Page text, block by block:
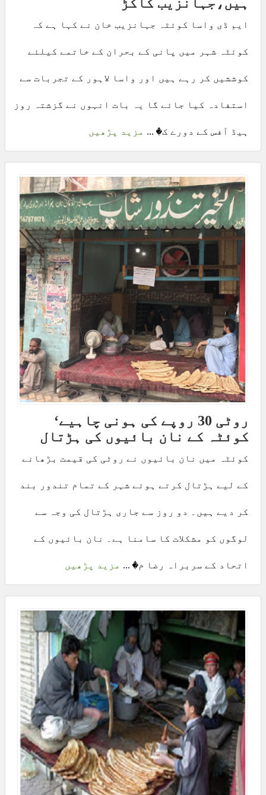
ہیں،جہانزیب کاکڑ
ایم ڈی واسا کوئٹہ جہانزیب خان نے کہا ہے کہ
کوئٹہ شہر میں پانی کے بحران کے خاتمے کیلئے
کوششیں کر رہے ہیں اور واسا لاہور کے تجربات سے
استفادہ کیا جائے گا یہ بات انہوں نے گزشتہ روز
ہیڈ آفس کے دورے ک� ... مزید پڑھیں
روٹی 30 روپے کی ہونی چاہیے‘
کوئٹہ کے نان بائیوں کی ہڑتال
کوئٹہ میں نان بائیوں نے روٹی کی قیمت بڑھانے
کے لیے ہڑتال کرتے ہوئے شہر کے تمام تندور بند
کر دیے ہیں۔ دو روز سے جاری ہڑتال کی وجہ سے
لوگوں کو مشکلات کا سامنا ہے۔ نان بائیوں کے
اتحاد کے سربراہ رضا م� ... مزید پڑھیں